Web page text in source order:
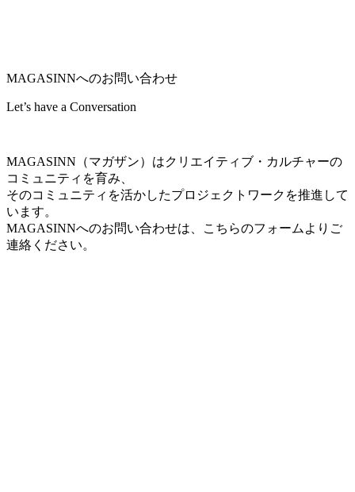
MAGASINNへのお問い合わせ
Let’s have a Conversation
MAGASINN（マガザン）はクリエイティブ・カルチャーの
コミュニティを育み、
そのコミュニティを活かしたプロジェクトワークを推進して
います。
MAGASINNへのお問い合わせは、こちらのフォームよりご
連絡ください。